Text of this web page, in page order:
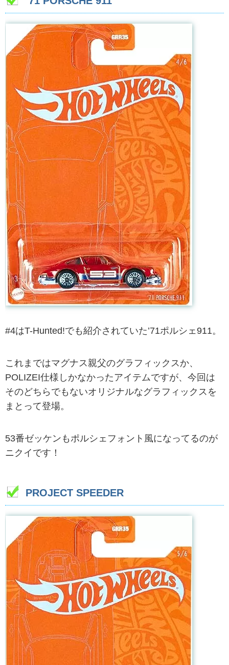
#4はT-Hunted!でも紹介されていた’71ポルシェ911。
これまではマグナス親父のグラフィックスか、
POLIZEI仕様しかなかったアイテムですが、今回は
そのどちらでもないオリジナルなグラフィックスを
まとって登場。
53番ゼッケンもポルシェフォント風になってるのが
ニクイです！
PROJECT SPEEDER